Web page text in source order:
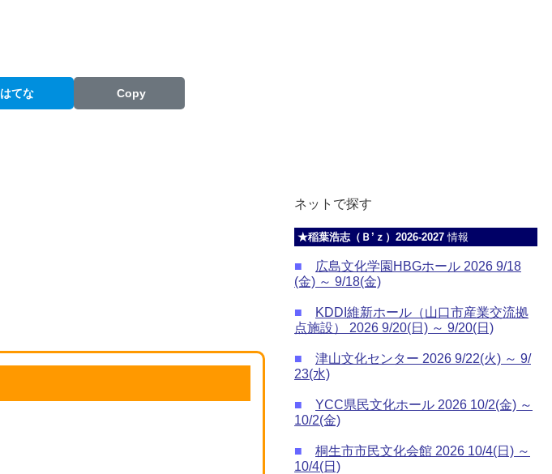
はてな Copy
ネットで探す
★稲葉浩志（Ｂ’ｚ）2026-2027情報
■
広島文化学園HBGホール 2026 9/18
(金) ～ 9/18(金)
■
KDDI維新ホール（山口市産業交流拠
点施設） 2026 9/20(日) ～ 9/20(日)
■
津山文化センター 2026 9/22(火) ～ 9/
23(水)
■
YCC県民文化ホール 2026 10/2(金) ～
10/2(金)
■
桐生市市民文化会館 2026 10/4(日) ～
10/4(日)